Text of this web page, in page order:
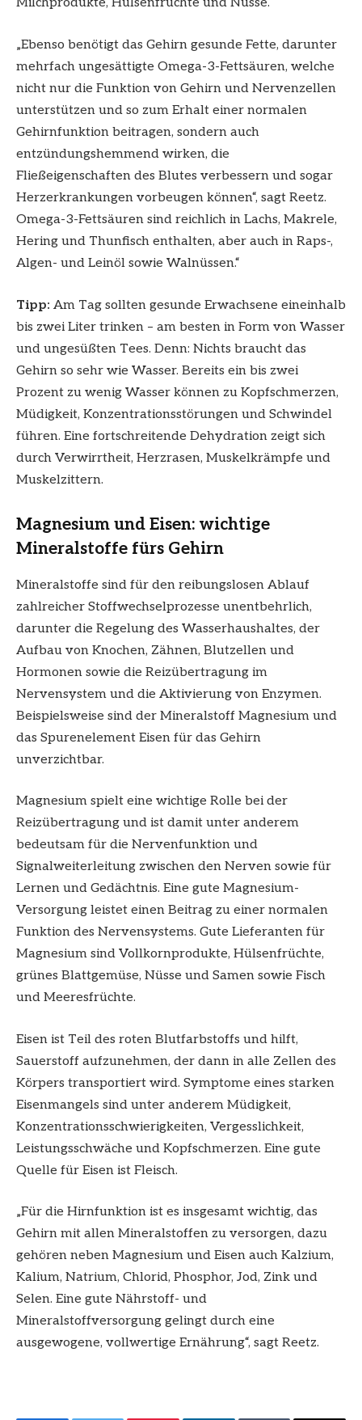
Milchprodukte, Hülsenfrüchte und Nüsse.
„Ebenso benötigt das Gehirn gesunde Fette, darunter
mehrfach ungesättigte Omega-3-Fettsäuren, welche
nicht nur die Funktion von Gehirn und Nervenzellen
unterstützen und so zum Erhalt einer normalen
Gehirnfunktion beitragen, sondern auch
entzündungshemmend wirken, die
Fließeigenschaften des Blutes verbessern und sogar
Herzerkrankungen vorbeugen können“, sagt Reetz.
Omega-3-Fettsäuren sind reichlich in Lachs, Makrele,
Hering und Thunfisch enthalten, aber auch in Raps-,
Algen- und Leinöl sowie Walnüssen.“
Tipp: Am Tag sollten gesunde Erwachsene eineinhalb
bis zwei Liter trinken – am besten in Form von Wasser
und ungesüßten Tees. Denn: Nichts braucht das
Gehirn so sehr wie Wasser. Bereits ein bis zwei
Prozent zu wenig Wasser können zu Kopfschmerzen,
Müdigkeit, Konzentrationsstörungen und Schwindel
führen. Eine fortschreitende Dehydration zeigt sich
durch Verwirrtheit, Herzrasen, Muskelkrämpfe und
Muskelzittern.
Magnesium und Eisen: wichtige
Mineralstoffe fürs Gehirn
Mineralstoffe sind für den reibungslosen Ablauf
zahlreicher Stoffwechselprozesse unentbehrlich,
darunter die Regelung des Wasserhaushaltes, der
Aufbau von Knochen, Zähnen, Blutzellen und
Hormonen sowie die Reizübertragung im
Nervensystem und die Aktivierung von Enzymen.
Beispielsweise sind der Mineralstoff Magnesium und
das Spurenelement Eisen für das Gehirn
unverzichtbar.
Magnesium spielt eine wichtige Rolle bei der
Reizübertragung und ist damit unter anderem
bedeutsam für die Nervenfunktion und
Signalweiterleitung zwischen den Nerven sowie für
Lernen und Gedächtnis. Eine gute Magnesium-
Versorgung leistet einen Beitrag zu einer normalen
Funktion des Nervensystems. Gute Lieferanten für
Magnesium sind Vollkornprodukte, Hülsenfrüchte,
grünes Blattgemüse, Nüsse und Samen sowie Fisch
und Meeresfrüchte.
Eisen ist Teil des roten Blutfarbstoffs und hilft,
Sauerstoff aufzunehmen, der dann in alle Zellen des
Körpers transportiert wird. Symptome eines starken
Eisenmangels sind unter anderem Müdigkeit,
Konzentrationsschwierigkeiten, Vergesslichkeit,
Leistungsschwäche und Kopfschmerzen. Eine gute
Quelle für Eisen ist Fleisch.
„Für die Hirnfunktion ist es insgesamt wichtig, das
Gehirn mit allen Mineralstoffen zu versorgen, dazu
gehören neben Magnesium und Eisen auch Kalzium,
Kalium, Natrium, Chlorid, Phosphor, Jod, Zink und
Selen. Eine gute Nährstoff- und
Mineralstoffversorgung gelingt durch eine
ausgewogene, vollwertige Ernährung“, sagt Reetz.